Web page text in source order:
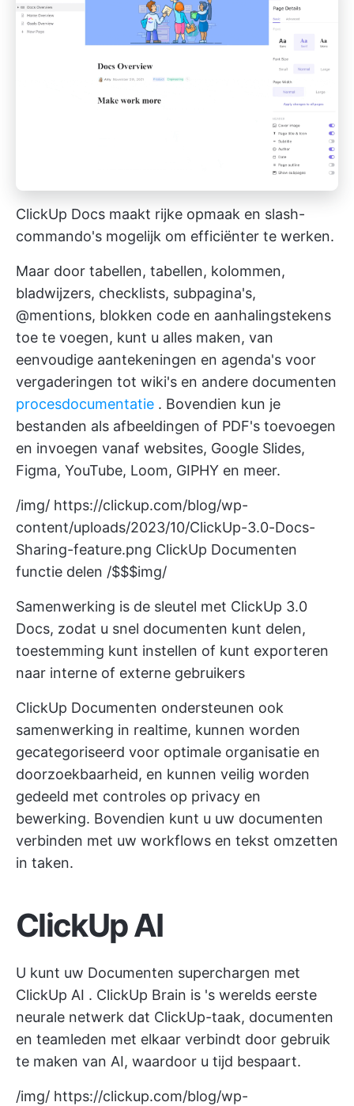
ClickUp Docs maakt rijke opmaak en slash-
commando's mogelijk om efficiënter te werken.
Maar door tabellen, tabellen, kolommen,
bladwijzers, checklists, subpagina's,
@mentions, blokken code en aanhalingstekens
toe te voegen, kunt u alles maken, van
eenvoudige aantekeningen en agenda's voor
vergaderingen tot wiki's en andere documenten
procesdocumentatie . Bovendien kun je
bestanden als afbeeldingen of PDF's toevoegen
en invoegen vanaf websites, Google Slides,
Figma, YouTube, Loom, GIPHY en meer.
/img/ https://clickup.com/blog/wp-
content/uploads/2023/10/ClickUp-3.0-Docs-
Sharing-feature.png ClickUp Documenten
functie delen /$$$img/
Samenwerking is de sleutel met ClickUp 3.0
Docs, zodat u snel documenten kunt delen,
toestemming kunt instellen of kunt exporteren
naar interne of externe gebruikers
ClickUp Documenten ondersteunen ook
samenwerking in realtime, kunnen worden
gecategoriseerd voor optimale organisatie en
doorzoekbaarheid, en kunnen veilig worden
gedeeld met controles op privacy en
bewerking. Bovendien kunt u uw documenten
verbinden met uw workflows en tekst omzetten
in taken.
ClickUp AI
U kunt uw Documenten superchargen met
ClickUp AI . ClickUp Brain is 's werelds eerste
neurale netwerk dat ClickUp-taak, documenten
en teamleden met elkaar verbindt door gebruik
te maken van AI, waardoor u tijd bespaart.
/img/ https://clickup.com/blog/wp-